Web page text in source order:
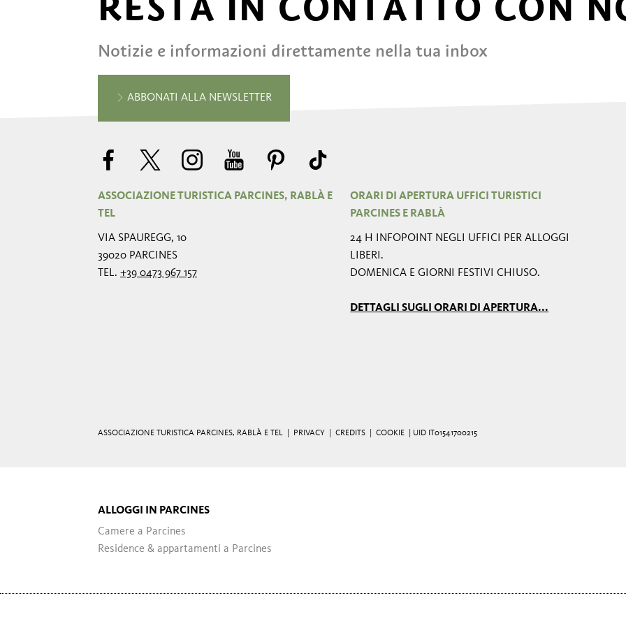
Notizie e informazioni direttamente nella tua inbox
ABBONATI ALLA NEWSLETTER
ASSOCIAZIONE TURISTICA PARCINES, RABLÀ E
TEL
VIA SPAUREGG, 10
39020 PARCINES
TEL. +39 0473 967 157
ORARI DI APERTURA UFFICI TURISTICI
PARCINES E RABLÀ
24 H INFOPOINT NEGLI UFFICI PER ALLOGGI
LIBERI.
DOMENICA E GIORNI FESTIVI CHIUSO.
DETTAGLI SUGLI ORARI DI APERTURA...
ASSOCIAZIONE TURISTICA PARCINES, RABLÀ E TEL | PRIVACY CREDITS COOKIE | UID IT01541700215
ALLOGGI IN PARCINES
Camere a Parcines
Residence & appartamenti a Parcines